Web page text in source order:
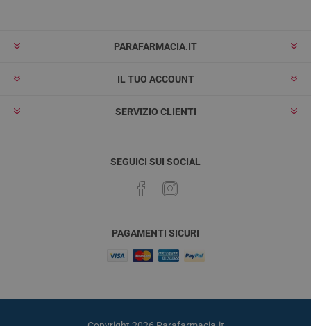
PARAFARMACIA.IT
IL TUO ACCOUNT
SERVIZIO CLIENTI
SEGUICI SUI SOCIAL
PAGAMENTI SICURI